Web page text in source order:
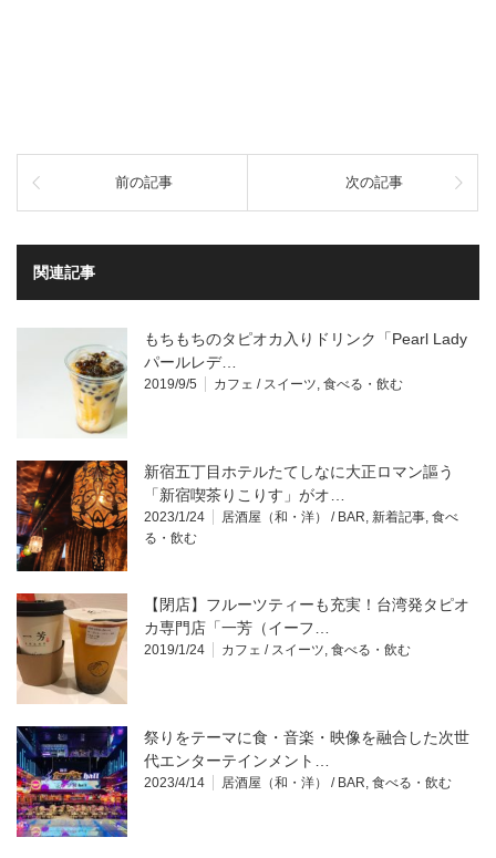
前の記事 次の記事
関連記事
もちもちのタピオカ入りドリンク「Pearl Lady
パールレデ…
2019/9/5 カフェ / スイーツ 食べる・飲む
新宿五丁目ホテルたてしなに大正ロマン謳う
「新宿喫茶りこりす」がオ…
2023/1/24 居酒屋（和・洋） / BAR 新着記事 食べ
る・飲む
【閉店】フルーツティーも充実！台湾発タピオ
カ専門店「一芳（イーフ…
2019/1/24 カフェ / スイーツ 食べる・飲む
祭りをテーマに食・音楽・映像を融合した次世
代エンターテインメント…
2023/4/14 居酒屋（和・洋） / BAR 食べる・飲む